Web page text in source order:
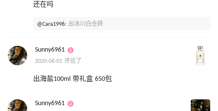
还在吗
@Cara1996: 出冰川白仓转
Sunny6961
2020-06-01 评论了
出海盐100ml 带礼盒 650包
Sunny6961